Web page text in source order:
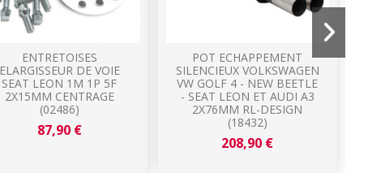
ENTRETOISES
ELARGISSEUR DE VOIE
SEAT LEON 1M 1P 5F
2X15MM CENTRAGE
(02486)
87,90 €
POT ECHAPPEMENT
SILENCIEUX VOLKSWAGEN
VW GOLF 4 - NEW BEETLE
- SEAT LEON ET AUDI A3
2X76MM RL-DESIGN
(18432)
208,90 €